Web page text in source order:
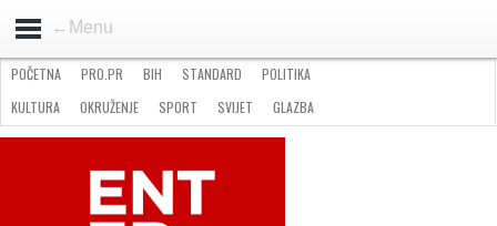
←Menu
STANDARD
GOSPODARSTVO
OKRUŽENJE
POČETNA PRO.PR BIH STANDARD
POLITIKA
KULTURA
OKRUŽENJE SPORT SVIJET
GLAZBA
NATJEČAJI
FILMING LOCATION IN BH KONTAKT